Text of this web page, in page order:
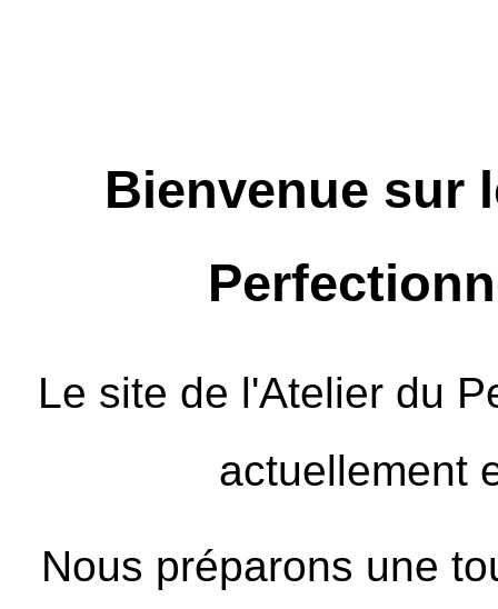
Bienvenue sur
Le site de l'Atelier du
actuellement
Nous préparons une